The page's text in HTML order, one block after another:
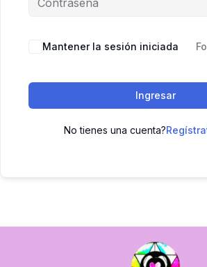
Mantener la sesión iniciada
Ingresar
No tienes una cuenta?